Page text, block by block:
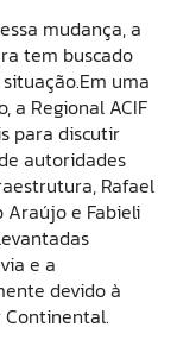
mudança, a
tem buscado
uma
a Regional ACIF
para discutir
autoridades
Rafael
Araújo e Fabieli
e a
devido à
Continental.